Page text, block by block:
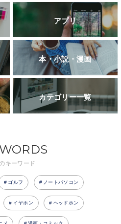
アプリ
本・小説・漫画
カテゴリー一覧
キーワード
ゴルフ ノートパソコン
イヤホン ヘッドホン